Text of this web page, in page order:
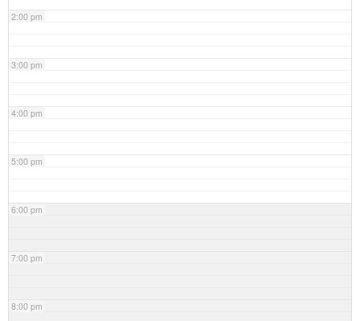
2:00 pm
3:00 pm
4:00 pm
5:00 pm
6:00 pm
7:00 pm
8:00 pm